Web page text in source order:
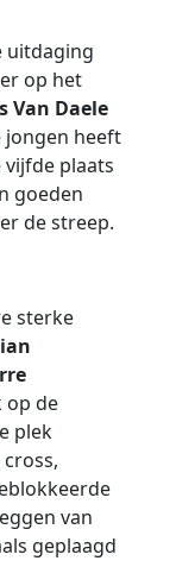
uitdaging
op het
Van Daele
jongen heeft
plaats
goeden
de streep.
sterke
op de
plek
van
geplaagd